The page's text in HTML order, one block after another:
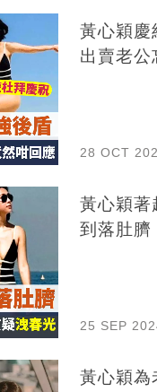
黃心穎慶紙
出賣老公
28 OCT
黃心穎著超
到落肚臍
25 SEP
黃心穎為